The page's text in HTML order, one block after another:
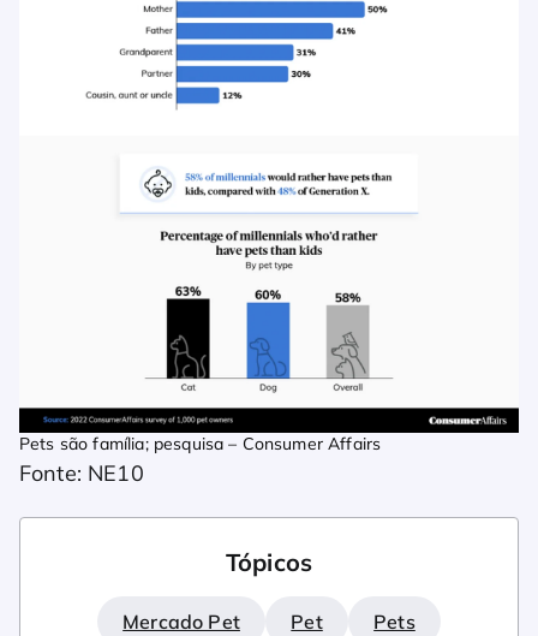
Pets são família; pesquisa – Consumer Affairs
Fonte: NE10
Tópicos
Mercado Pet Pet Pets